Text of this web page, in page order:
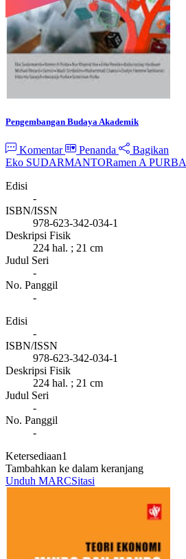
Pengembangan Budaya Akademik
Komentar Penanda
Bagikan
Eko SUDARMANTORamen A PURBA
Edisi
-
ISBN/ISSN
978-623-342-034-1
Deskripsi Fisik
224 hal. ; 21 cm
Judul Seri
-
No. Panggil
-
Edisi
-
ISBN/ISSN
978-623-342-034-1
Deskripsi Fisik
224 hal. ; 21 cm
Judul Seri
-
No. Panggil
-
Ketersediaan1
Tambahkan ke dalam keranjang
Unduh MARCSitasi